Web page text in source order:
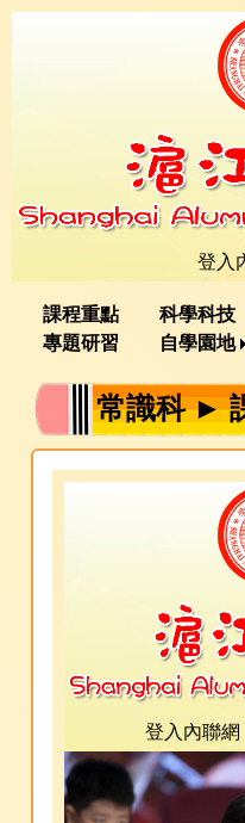
登入
課程重點 科學科技
專題研習
自學園地
常識科 ►